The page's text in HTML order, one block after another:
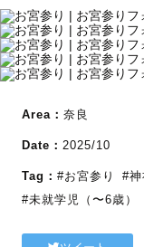
Area： 奈良
Date： 2025/10
Tag： #お宮参り #
#未就学児（〜6歳）